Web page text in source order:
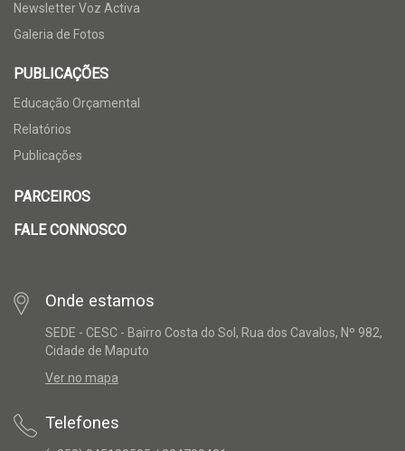
Newsletter Voz Activa
Galeria de Fotos
PUBLICAÇÕES
Educação Orçamental
Relatórios
Publicações
PARCEIROS
FALE CONNOSCO
Onde estamos
SEDE - CESC - Bairro Costa do Sol, Rua dos Cavalos, Nº 982,
Cidade de Maputo
Ver no mapa
Telefones